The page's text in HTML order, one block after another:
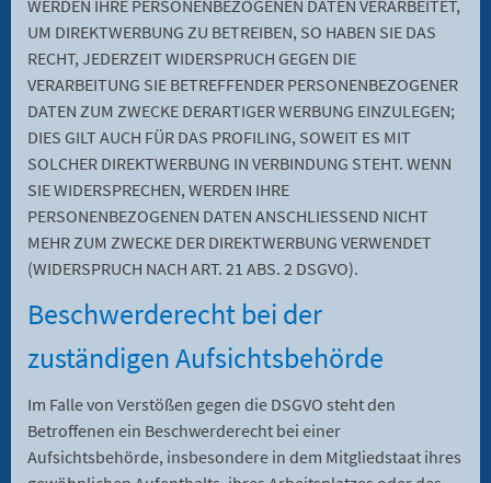
WERDEN IHRE PERSONENBEZOGENEN DATEN VERARBEITET,
UM DIREKTWERBUNG ZU BETREIBEN, SO HABEN SIE DAS
RECHT, JEDERZEIT WIDERSPRUCH GEGEN DIE
VERARBEITUNG SIE BETREFFENDER PERSONENBEZOGENER
DATEN ZUM ZWECKE DERARTIGER WERBUNG EINZULEGEN;
DIES GILT AUCH FÜR DAS PROFILING, SOWEIT ES MIT
SOLCHER DIREKTWERBUNG IN VERBINDUNG STEHT. WENN
SIE WIDERSPRECHEN, WERDEN IHRE
PERSONENBEZOGENEN DATEN ANSCHLIESSEND NICHT
MEHR ZUM ZWECKE DER DIREKTWERBUNG VERWENDET
(WIDERSPRUCH NACH ART. 21 ABS. 2 DSGVO).
Beschwerde­recht bei der
zuständigen Aufsichts­behörde
Im Falle von Verstößen gegen die DSGVO steht den
Betroffenen ein Beschwerderecht bei einer
Aufsichtsbehörde, insbesondere in dem Mitgliedstaat ihres